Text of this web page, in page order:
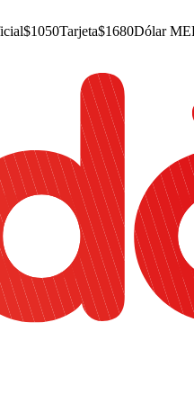
$1050Tarjeta$1680Dólar